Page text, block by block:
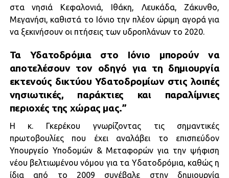
στα νησιά Κεφαλονιά, Ιθάκη, Λευκάδα, Ζάκυνθο,
Μεγανήσι, καθιστά το Ιόνιο την πλέον ώριμη αγορά για
να ξεκινήσουν οι πτήσεις των υδροπλάνων το 2020.
Τα Υδατοδρόμια στο Ιόνιο μπορούν να
αποτελέσουν τον οδηγό για τη δημιουργία
εκτενούς δικτύου Υδατοδρομίων στις λοιπές
νησιωτικές, παράκτιες και παραλίμνιες
περιοχές της χώρας μας.”
Η κ. Γκερέκου γνωρίζοντας τις σημαντικές
πρωτοβουλίες που έχει αναλάβει το επισπεύδον
Υπουργείο Υποδομών & Μεταφορών για την ψήφιση
νέου βελτιωμένου νόμου για τα Υδατοδρόμια, καθώς η
ίδια από το 2009 συνέβαλε στην δημιουργία